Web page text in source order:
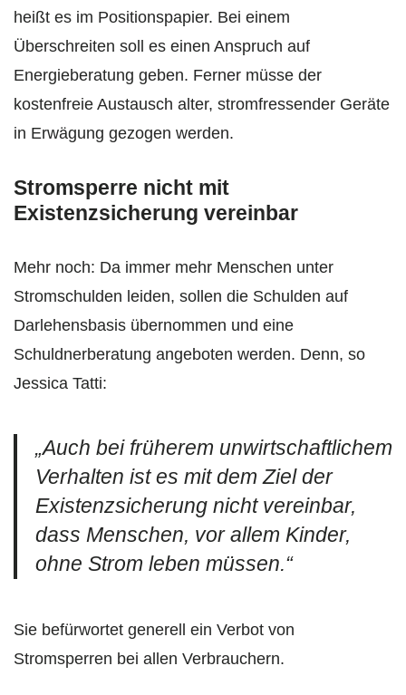
heißt es im Positionspapier. Bei einem
Überschreiten soll es einen Anspruch auf
Energieberatung geben. Ferner müsse der
kostenfreie Austausch alter, stromfressender Geräte
in Erwägung gezogen werden.
Stromsperre nicht mit
Existenzsicherung vereinbar
Mehr noch: Da immer mehr Menschen unter
Stromschulden leiden, sollen die Schulden auf
Darlehensbasis übernommen und eine
Schuldnerberatung angeboten werden. Denn, so
Jessica Tatti:
„Auch bei früherem unwirtschaftlichem
Verhalten ist es mit dem Ziel der
Existenzsicherung nicht vereinbar,
dass Menschen, vor allem Kinder,
ohne Strom leben müssen.“
Sie befürwortet generell ein Verbot von
Stromsperren bei allen Verbrauchern.